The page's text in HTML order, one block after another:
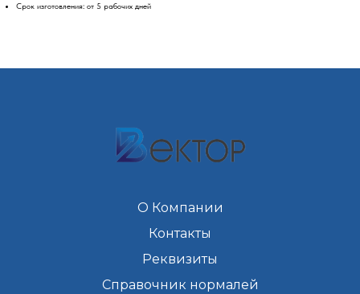
Срок изготовления: от 5 рабочих дней
О Компании
Контакты
Реквизиты
Справочник нормалей